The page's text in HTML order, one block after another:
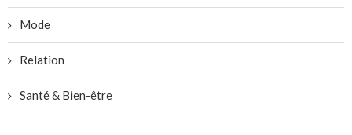
Mode
Relation
Santé & Bien-être